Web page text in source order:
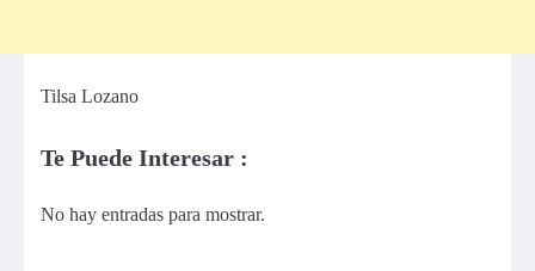
Tilsa Lozano
Te Puede Interesar :
No hay entradas para mostrar.